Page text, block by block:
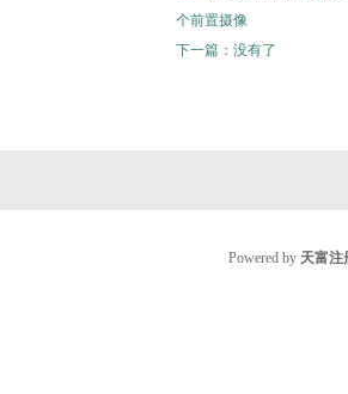
个前置摄像
下一篇：没有了
Powered by 天富注